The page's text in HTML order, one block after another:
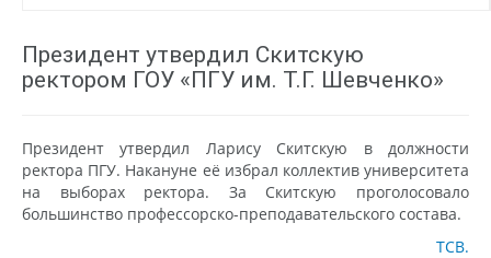
Президент утвердил Скитскую
ректором ГОУ «ПГУ им. Т.Г. Шевченко»
Президент утвердил Ларису Скитскую в должности
ректора ПГУ. Накануне её избрал коллектив университета
на выборах ректора. За Скитскую проголосовало
большинство профессорско-преподавательского состава.
ТСВ.